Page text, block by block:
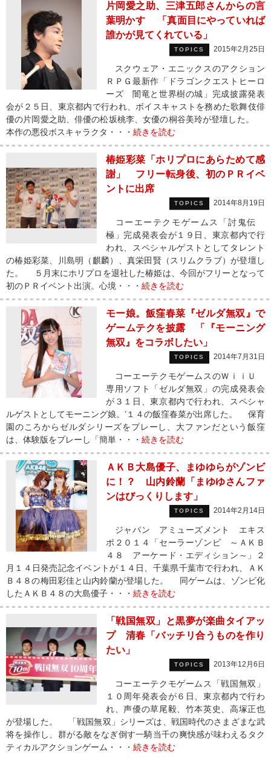
片岡愛之助、三津五郎さんからの言
葉明かす 「真面目にやっていれば
誰かが見てくれている」
TOPICS 2015年2月25日
スクウェア・エニックスのアクション
ＲＰＧ最新作「ドラゴンクエストヒーロ
ーズ 闇竜と世界樹の城」完成披露発表
会が２５日、東京都内で行われ、ボイスキャストを務めた歌舞伎俳
優の片岡愛之助、俳優の松坂桃李、女優の桐谷美玲が登壇した。
本作の悪役ボスキャラクタ・・・ 続きを読む
椿姫彩菜「ホリプロにあらためて感
謝」 フリー転身後、初のＰＲイベ
ントに出席
TOPICS 2014年8月19日
コーエーテクモゲームス「討鬼伝
極」完成発表会が１９日、東京都内で行
われ、スペシャルゲストとしてタレント
の椿姫彩菜、川島明（麒麟）、真栄田賢（スリムクラブ）が登壇し
た。 ５月末にホリプロを退社した椿姫は、今回がフリーとなって
初のＰＲイベント出演。心境・・・ 続きを読む
モー娘。飯窪春菜『ゼルダ無双』で
ゲームテクを披露 「『モーニング
無双』をコラボしたい」
TOPICS 2014年7月31日
コーエーテクモゲームスのＷｉｉＵ
専用ソフト「ゼルダ無双」の完成発表会
が３１日、東京都内で行われ、スペシャ
ルゲストとしてモーニング娘。’１４の飯窪春菜が出席した。 保育
園のころからゼルダシリーズをプレーし、大ファンだという飯窪
は、体験版をプレーし「簡単・・・ 続きを読む
ＡＫＢ大島優子、まゆゆらがゾンビ
に！？ 山内鈴蘭「まゆゆさんファ
ンはびっくりします」
TOPICS 2014年2月14日
ジャパン アミューズメント エキス
ポ２０１４「セーラーゾンビ ～ＡＫＢ
４８ アーケード・エディション～」２
月１４日発売記念イベントが１４日、千葉県千葉市で行われ、ＡＫ
Ｂ４８の梅田彩佳と山内鈴蘭が登場した。 同ゲームは、ゾンビ化
したＡＫＢ４８の大島優子・・・ 続きを読む
「戦国無双」と黒夢が楽曲タイアッ
プ 清春「バッチリ合うものを作り
たい」
TOPICS 2013年12月6日
コーエーテクモゲームス「戦国無双」
１０周年発表会が６日、東京都内で行わ
れ、声優の草尾毅、竹本英史、高塚正也
が登場した。 「戦国無双」シリーズは、戦国時代のさまざまな武
将を操作し、群がる敵をなぎ倒す一騎当千の爽快感が味わえるタク
ティカルアクションゲーム・・・ 続きを読む